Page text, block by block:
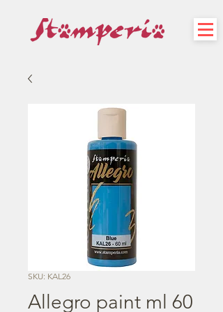
SKU: KAL26
Allegro paint ml 60